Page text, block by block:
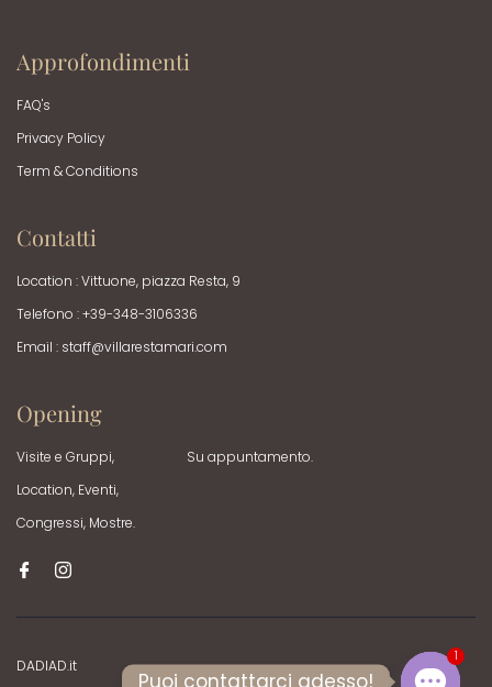
Approfondimenti
FAQ's
Privacy Policy
Term & Conditions
Contatti
Location : Vittuone, piazza Resta, 9
Telefono : +39-348-3106336
Email : staff@villarestamari.com
Opening
Visite e Gruppi,
Location, Eventi,
Congressi, Mostre.
Su appuntamento.
DADIAD.it
Puoi contattarci adesso!
1